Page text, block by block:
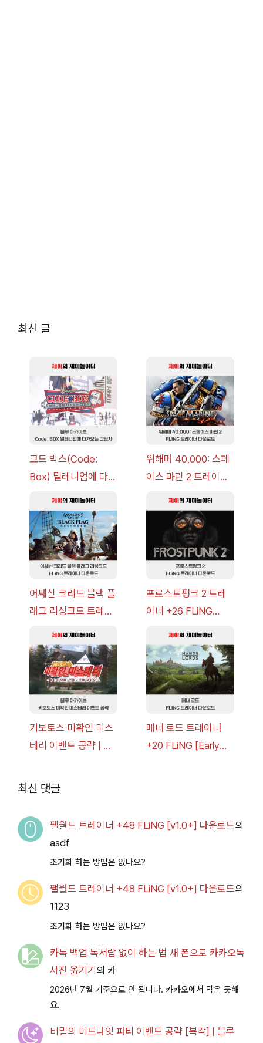
최신 글
코드 박스(Code:
Box) 밀레니엄에 다가
략 [복각] | 블루 아카
이브
워해머 40,000: 스페
이스 마린 2 트레이너
v14.0+] 다운로드
어쌔신 크리드 블랙 플
래그 리싱크드 트레이
v1.0+] 다운로드
프로스트펑크 2 트레
이너 +26 FLiNG
드
키보토스 미확인 미스
테리 이벤트 공략 | 블
매너 로드 트레이너
+20 FLiNG [Early
최신 댓글
팰월드 트레이너 +48 FLiNG [v1.0+] 다운로드의
asdf
초기화 하는 방법은 없나요?
팰월드 트레이너 +48 FLiNG [v1.0+] 다운로드의
1123
초기화 하는 방법은 없나요?
카톡 백업 톡서랍 없이 하는 법 새 폰으로 카카오톡
사진 옮기기 의 카
2026년 7월 기준으로 안 됩니다. 카카오에서 막은 듯해
요.
비밀의 미드나잇 파티 이벤트 공략 [복각] | 블루